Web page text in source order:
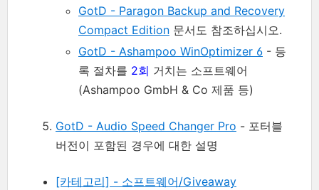
GotD - Paragon Backup and Recovery
Compact Edition 문서도 참조하십시오.
GotD - Ashampoo WinOptimizer 6 - 등
록 절차를 2회 거치는 소프트웨어
(Ashampoo GmbH & Co 제품 등)
GotD - Audio Speed Changer Pro - 포터블
버전이 포함된 경우에 대한 설명
[카테고리] - 소프트웨어/Giveaway